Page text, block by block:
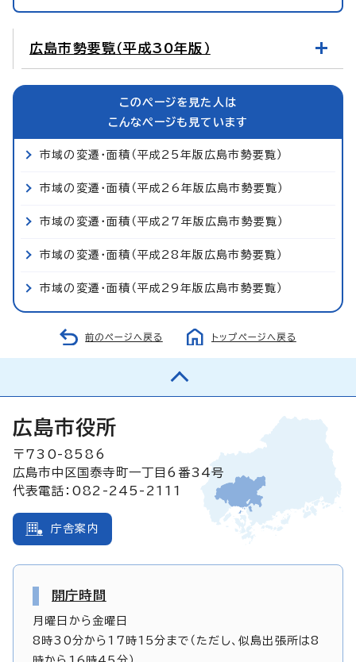
広島市勢要覧（平成30年版）
このページを見た人は
こんなページも見ています
市域の変遷・面積（平成25年版広島市勢要覧）
市域の変遷・面積（平成26年版広島市勢要覧）
市域の変遷・面積（平成27年版広島市勢要覧）
市域の変遷・面積（平成28年版広島市勢要覧）
市域の変遷・面積（平成29年版広島市勢要覧）
前のページへ戻る トップページへ戻る
広島市役所
〒730-8586
広島市中区国泰寺町一丁目6番34号
代表電話：082-245-2111
庁舎案内
開庁時間
月曜日から金曜日
8時30分から17時15分まで（ただし、似島出張所は8